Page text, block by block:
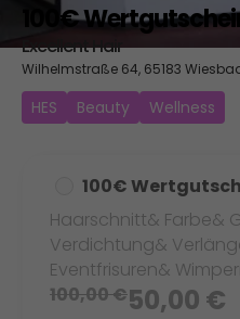
100€
Excellent Hair
Wilhelmstraße 64, 65183
HES Beauty Wellness
100€
Haarschnitt& Farbe&
Verdichtung&
Eventfrisuren&
100,00€50,00 €